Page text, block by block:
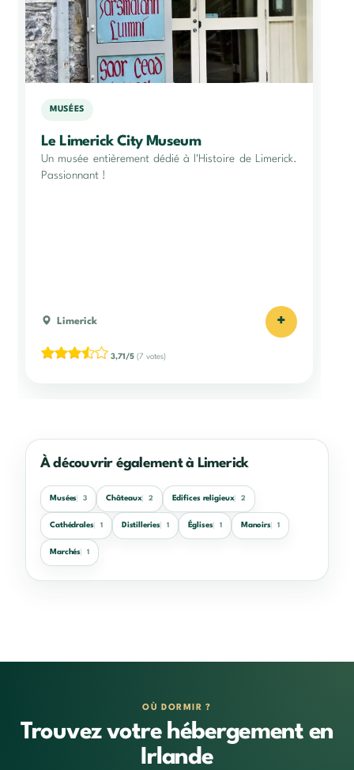
MUSÉES
Le Limerick City Museum
Un musée entièrement dédié à l'Histoire de Limerick.
Passionnant !
Limerick +
3,71/5 (7 votes)
À découvrir également à Limerick
Musées 3 Châteaux 2 Edifices religieux 2
Cathédrales 1 Distilleries 1 Églises 1 Manoirs 1
Marchés 1
OÙ DORMIR ?
Trouvez votre hébergement en
Irlande